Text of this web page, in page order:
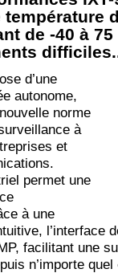
température
de -40 à 75
d’une
autonome,
norme
à
et
permet une
à une
l’interface
facilitant une
n’importe quel